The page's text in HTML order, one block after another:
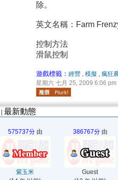
除。
英文名稱：Farm
控制方法
滑鼠控制
遊戲標籤： 經營 , 模擬 , 瘋狂
星期六 七月 25, 2009 6:06 pm
最新動態
575737分由
紫玉米
386767分由
Guest